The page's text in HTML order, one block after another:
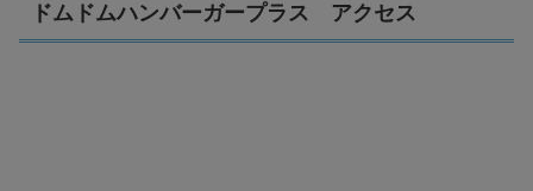
ドムドムハンバーガープラス アクセス